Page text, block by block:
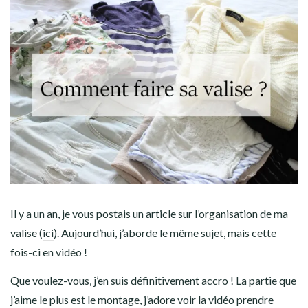
Il y a un an, je vous postais un article sur l’organisation de ma
valise (ici). Aujourd’hui, j’aborde le même sujet, mais cette
fois-ci en vidéo !
Que voulez-vous, j’en suis définitivement accro ! La partie que
j’aime le plus est le montage, j’adore voir la vidéo prendre